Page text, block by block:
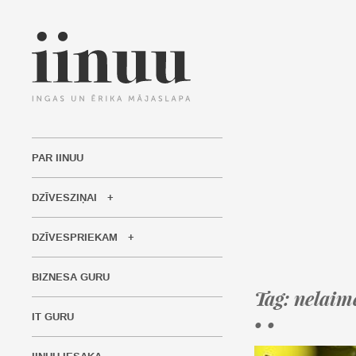
PAR IINUU
DZĪVESZIŅAI
DZĪVESPRIEKAM
BIZNESA GURU
IT GURU
Tag:
• •